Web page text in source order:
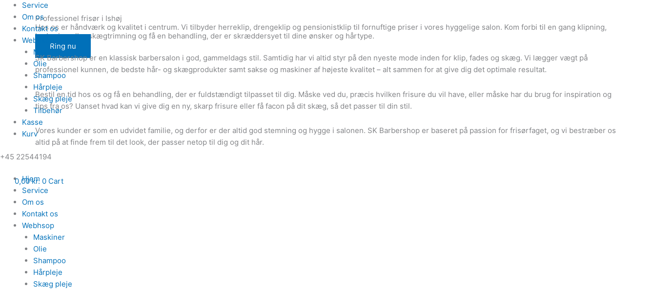
Service
Om os
Kontakt os
Webhsop
Maskiner
Olie
Shampoo
Hårpleje
Skæg pleje
Tilbehør
Kasse
Kurv
‪+45 22544194
0,00kr. 0 Cart
Professionel frisør i Ishøj
Hos os er håndværk og kvalitet i centrum. Vi tilbyder herreklip, drengeklip og pensionistklip til fornuftige priser i vores hyggelige salon. Kom forbi til en gang klipning,
barbering eller skægtrimning og få en behandling, der er skræddersyet til dine ønsker og hårtype.
Ring nu
SK Barbershop er en klassisk barbersalon i god, gammeldags stil. Samtidig har vi altid styr på den nyeste mode inden for klip, fades og skæg. Vi lægger vægt på
professionel kunnen, de bedste hår- og skægprodukter samt sakse og maskiner af højeste kvalitet – alt sammen for at give dig det optimale resultat.
Bestil en tid hos os og få en behandling, der er fuldstændigt tilpasset til dig. Måske ved du, præcis hvilken frisure du vil have, eller måske har du brug for inspiration og
tips fra os? Uanset hvad kan vi give dig en ny, skarp frisure eller få facon på dit skæg, så det passer til din stil.
Vores kunder er som en udvidet familie, og derfor er der altid god stemning og hygge i salonen. SK Barbershop er baseret på passion for frisørfaget, og vi bestræber os
altid på at finde frem til det look, der passer netop til dig og dit hår.
Hjem
Service
Om os
Kontakt os
Webhsop
Maskiner
Olie
Shampoo
Hårpleje
Skæg pleje